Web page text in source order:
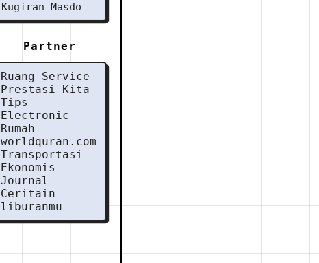
Kugiran Masdo
Partner
Ruang Service
Prestasi Kita
Tips
Electronic
Rumah
worldquran.com
Transportasi
Ekonomis
Journal
Ceritain
liburanmu